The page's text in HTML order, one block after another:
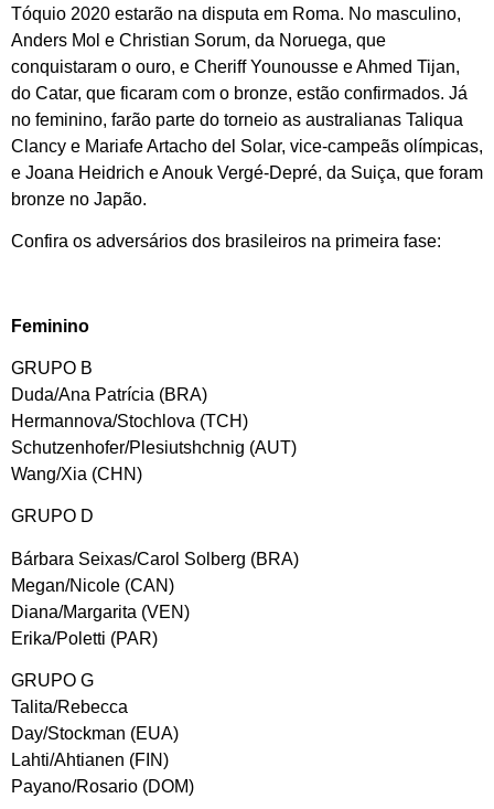
Tóquio 2020 estarão na disputa em Roma. No masculino,
Anders Mol e Christian Sorum, da Noruega, que
conquistaram o ouro, e Cheriff Younousse e Ahmed Tijan,
do Catar, que ficaram com o bronze, estão confirmados. Já
no feminino, farão parte do torneio as australianas Taliqua
Clancy e Mariafe Artacho del Solar, vice-campeãs olímpicas,
e Joana Heidrich e Anouk Vergé-Depré, da Suiça, que foram
bronze no Japão.
Confira os adversários dos brasileiros na primeira fase:
Feminino
GRUPO B
Duda/Ana Patrícia (BRA)
Hermannova/Stochlova (TCH)
Schutzenhofer/Plesiutshchnig (AUT)
Wang/Xia (CHN)
GRUPO D
Bárbara Seixas/Carol Solberg (BRA)
Megan/Nicole (CAN)
Diana/Margarita (VEN)
Erika/Poletti (PAR)
GRUPO G
Talita/Rebecca
Day/Stockman (EUA)
Lahti/Ahtianen (FIN)
Payano/Rosario (DOM)